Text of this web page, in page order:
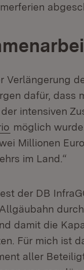
Verlängerung
dafür, dass
intensiven
Fenster)
(Öffnet in
möglich
Millionen
im Land.“
der DB
damit die
Für mich ist
aller